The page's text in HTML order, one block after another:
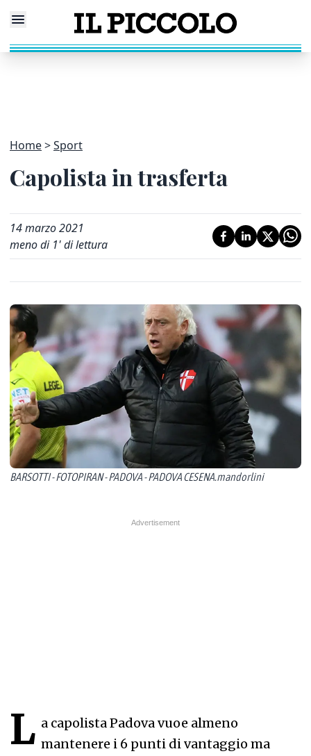
Home Sport
Capolista in trasferta
14 marzo 2021
meno di 1' di lettura
BARSOTTI - FOTOPIRAN - PADOVA - PADOVA CESENA.mandorlini
L a capolista Padova vuoe almeno
mantenere i 6 punti di vantaggio ma